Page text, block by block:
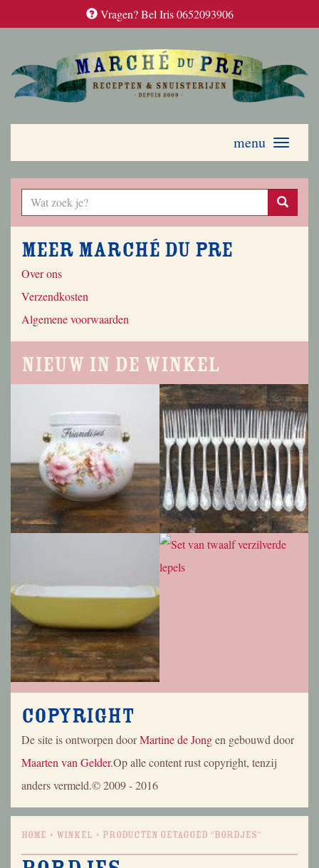
Vragen? Bel Iris 0652093906
Toggle
menu
Meer Marché du Pre
Over ons
Verzendkosten
Algemene voorwaarden
Nieuw in de winkel
Copyright
De site is ontworpen doorMartine de Jongen gebouwd door
Maarten van Gelder.Op alle content rust copyright, tenzij
anders vermeld.© 2009 - 2016
Home Winkel Producten getagged “bordjes”